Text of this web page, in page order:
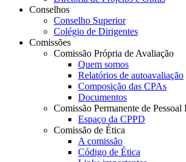
Conselhos
Conselho Superior
Colégio de Dirigentes
Comissões
Comissão Própria de Avaliação
Quem somos
Relatórios de autoavaliação
Composição das CPAs
Documentos
Comissão Permanente de Pessoal
Espaço da CPPD
Comissão de Ética
A comissão
Código de Ética